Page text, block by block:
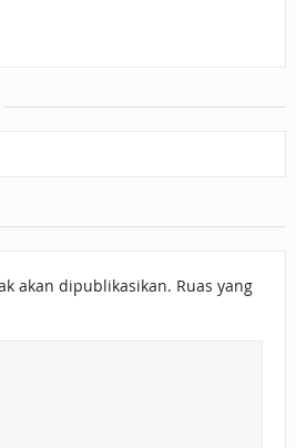
akan dipublikasikan. Ruas yang